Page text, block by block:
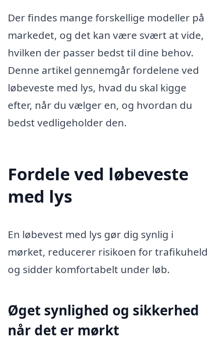
Der findes mange forskellige modeller på
markedet, og det kan være svært at vide,
hvilken der passer bedst til dine behov.
Denne artikel gennemgår fordelene ved
løbeveste med lys, hvad du skal kigge
efter, når du vælger en, og hvordan du
bedst vedligeholder den.
Fordele ved løbeveste
med lys
En løbevest med lys gør dig synlig i
mørket, reducerer risikoen for trafikuheld
og sidder komfortabelt under løb.
Øget synlighed og sikkerhed
når det er mørkt